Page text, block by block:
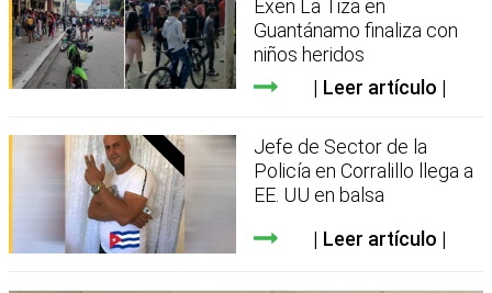
Exen La Tiza en
Guantánamo finaliza con
niños heridos
Leer artículo
Jefe de Sector de la
Policía en Corralillo llega a
EE. UU en balsa
Leer artículo